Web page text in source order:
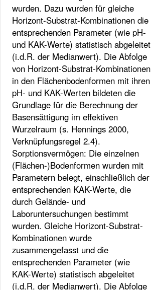
wurden. Dazu wurden für gleiche
Horizont-Substrat-Kombinationen die
entsprechenden Parameter (wie pH-
und KAK-Werte) statistisch abgeleitet
(i.d.R. der Medianwert). Die Abfolge
von Horizont-Substrat-Kombinationen
in den Flächenbodenformen mit ihren
pH- und KAK-Werten bildeten die
Grundlage für die Berechnung der
Basensättigung im effektiven
Wurzelraum (s. Hennings 2000,
Verknüpfungsregel 2.4).
Sorptionsvermögen: Die einzelnen
(Flächen-)Bodenformen wurden mit
Parametern belegt, einschließlich der
entsprechenden KAK-Werte, die
durch Gelände- und
Laboruntersuchungen bestimmt
wurden. Gleiche Horizont-Substrat-
Kombinationen wurde
zusammengefasst und die
entsprechenden Parameter (wie
KAK-Werte) statistisch abgeleitet
(i.d.R. der Medianwert). Die Abfolge